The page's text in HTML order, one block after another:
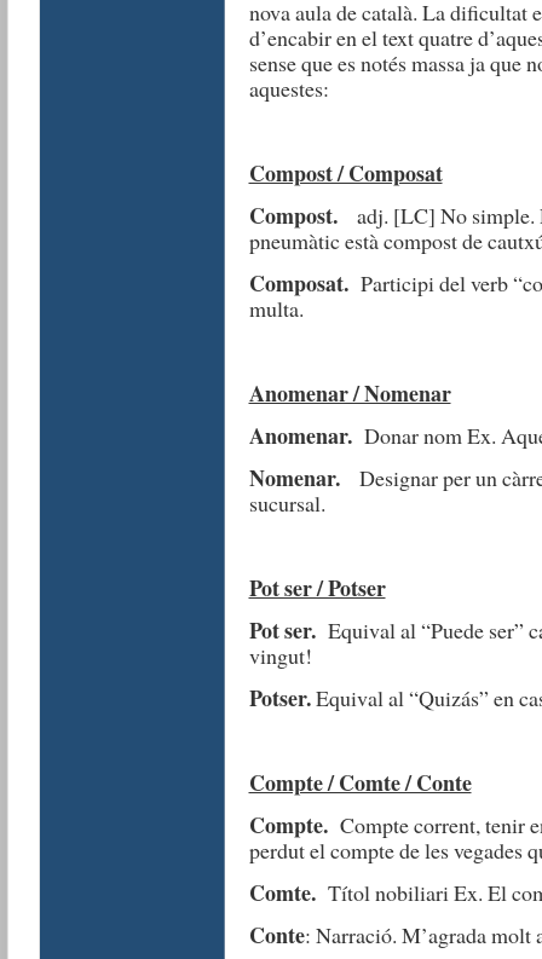
nova aula de català. La dificultat
d’encabir en el text quatre
sense que es notés massa ja que
aquestes:
Compost / Composat
Compost.adj. [LC] No simple.
pneumàtic està compost de
Composat. Participi del verb
multa.
Anomenar / Nomenar
Anomenar. Donar nom Ex.
Nomenar.Designar per un
sucursal.
Pot ser / Potser
Pot ser.Equival al “Puede ser”
vingut!
Potser.Equival al “Quizás” en
Compte / Comte / Conte
Compte.Compte corrent, tenir
perdut el compte de les vegades
Comte.Títol nobiliari Ex. El
Conte: Narració. M’agrada molt